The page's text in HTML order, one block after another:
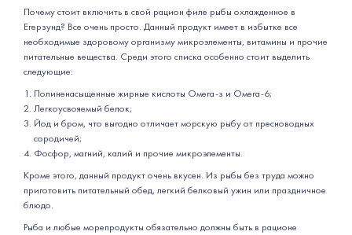
Почему стоит включить в свой рацион филе рыбы охлажденное в
Егерзунд? Все очень просто. Данный продукт имеет в избытке все
необходимые здоровому организму микроэлементы, витамины и прочие
питательные вещества. Среди этого списка особенно стоит выделить
следующие:
Полиненасыщенные жирные кислоты Омега-з и Омега-6;
Легкоусвояемый белок;
Йод и бром, что выгодно отличает морскую рыбу от пресноводных
сородичей;
Фосфор, магний, калий и прочие микроэлементы.
Кроме этого, данный продукт очень вкусен. Из рыбы без труда можно
приготовить питательный обед, легкий белковый ужин или праздничное
блюдо.
Рыба и любые морепродукты обязательно должны быть в рационе